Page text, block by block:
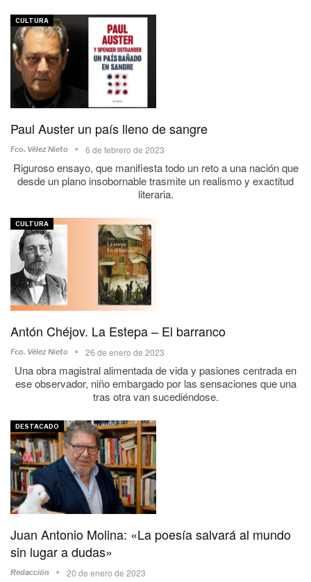
CULTURA
Paul Auster un país lleno de sangre
Fco. Vélez Nieto 6 de febrero de 2023
Riguroso ensayo, que manifiesta todo un reto a una nación que
desde un plano insobornable trasmite un realismo y exactitud
literaria.
CULTURA
Antón Chéjov. La Estepa – El barranco
Fco. Vélez Nieto 26 de enero de 2023
Una obra magistral alimentada de vida y pasiones centrada en
ese observador, niño embargado por las sensaciones que una
tras otra van sucediéndose.
DESTACADO
Juan Antonio Molina: «La poesía salvará al mundo
sin lugar a dudas»
Redacción 20 de enero de 2023